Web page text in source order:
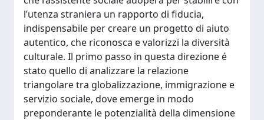
l’utenza straniera un rapporto di fiducia,
indispensabile per creare un progetto di aiuto
autentico, che riconosca e valorizzi la diversità
culturale. Il primo passo in questa direzione é
stato quello di analizzare la relazione
triangolare tra globalizzazione, immigrazione e
servizio sociale, dove emerge in modo
preponderante le potenzialità della dimensione